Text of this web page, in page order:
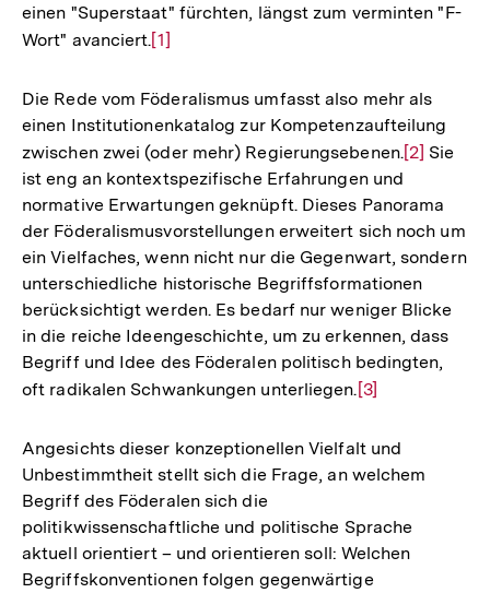
einen "Superstaat" fürchten, längst zum verminten "F-
Wort" avanciert.Zur
der
Fußnote
[1]
Die Rede vom Föderalismus umfasst also mehr als
einen Institutionenkatalog zur Kompetenzaufteilung
zwischen zwei (oder mehr) Regierungsebenen.Zur
der
Fußnote
[2] Sie
ist eng an kontextspezifische Erfahrungen und
normative Erwartungen geknüpft. Dieses Panorama
der Föderalismusvorstellungen erweitert sich noch um
ein Vielfaches, wenn nicht nur die Gegenwart, sondern
unterschiedliche historische Begriffsformationen
berücksichtigt werden. Es bedarf nur weniger Blicke
in die reiche Ideengeschichte, um zu erkennen, dass
Begriff und Idee des Föderalen politisch bedingten,
oft radikalen Schwankungen unterliegen. Zur
der
Fußnote
[3]
Angesichts dieser konzeptionellen Vielfalt und
Unbestimmtheit stellt sich die Frage, an welchem
Begriff des Föderalen sich die
politikwissenschaftliche und politische Sprache
aktuell orientiert – und orientieren soll: Welchen
Begriffskonventionen folgen gegenwärtige